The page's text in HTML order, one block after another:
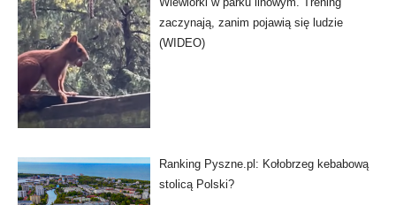
zaczynają, zanim pojawią się ludzie
(WIDEO)
Ranking Pyszne.pl: Kołobrzeg kebabową
stolicą Polski?